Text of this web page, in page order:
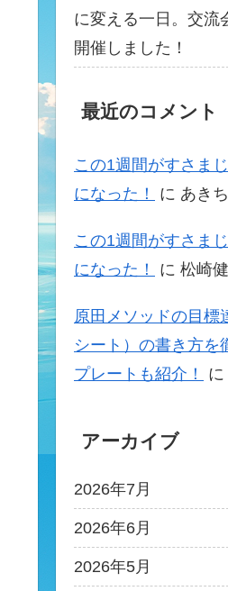
に変える一日。交流
開催しました！
最近のコメント
この1週間がすさま
になった！
に あき
この1週間がすさま
になった！
に 松崎
原田メソッドの目標
シート）の書き方を
プレートも紹介！
に
アーカイブ
2026年7月
2026年6月
2026年5月